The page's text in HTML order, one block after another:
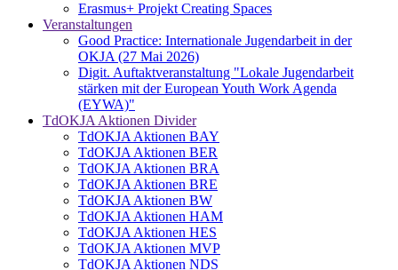
Erasmus+ Projekt Creating Spaces
Veranstaltungen
Good Practice: Internationale Jugendarbeit in der
OKJA (27 Mai 2026)
Digit. Auftaktveranstaltung "Lokale Jugendarbeit
stärken mit der European Youth Work Agenda
(EYWA)"
TdOKJA Aktionen Divider
TdOKJA Aktionen BAY
TdOKJA Aktionen BER
TdOKJA Aktionen BRA
TdOKJA Aktionen BRE
TdOKJA Aktionen BW
TdOKJA Aktionen HAM
TdOKJA Aktionen HES
TdOKJA Aktionen MVP
TdOKJA Aktionen NDS